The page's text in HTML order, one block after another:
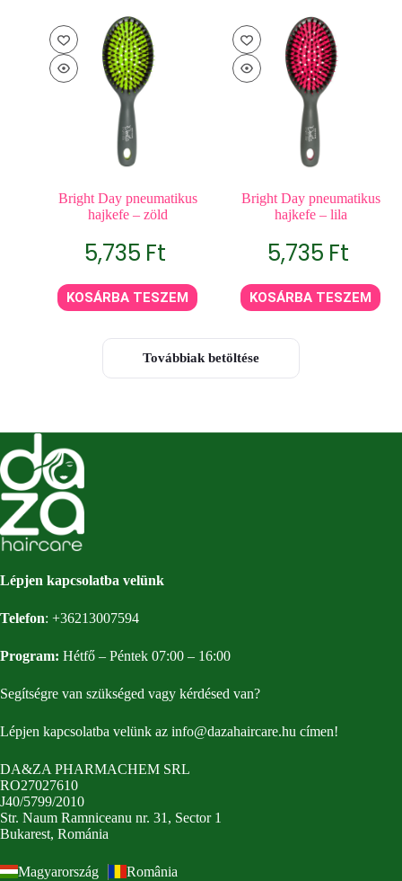
Bright Day pneumatikus
hajkefe – zöld
5,735 Ft
KOSÁRBA TESZEM
Bright Day pneumatikus
hajkefe – lila
5,735 Ft
KOSÁRBA TESZEM
Továbbiak betöltése
Lépjen kapcsolatba velünk
Telefon: +36213007594
Program: Hétfő – Péntek 07:00 – 16:00
Segítségre van szükséged vagy kérdésed van?
Lépjen kapcsolatba velünk az info@dazahaircare.hu címen!
DA&ZA PHARMACHEM SRL
RO27027610
J40/5799/2010
Str. Naum Ramniceanu nr. 31, Sector 1
Bukarest, Románia
Magyarország România